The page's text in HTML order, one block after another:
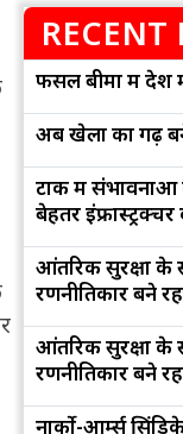
RECENT
फसल बीमा में देश
अब खेलों का गढ़
टोंक में संभावनाओं
बेहतर इंफ्रास्ट्रक्चर
आंतरिक सुरक्षा के
रणनीतिकार बने
आंतरिक सुरक्षा के
रणनीतिकार बने
नार्को-आर्म्स